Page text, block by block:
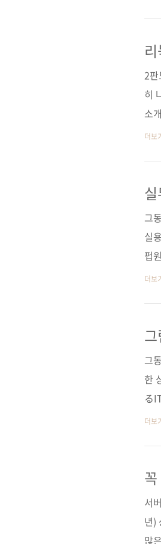
있
2판
히
소
빠
에
더보
그
실
펍
립
더보
그
한
る
시
터
더보
서
년)
많